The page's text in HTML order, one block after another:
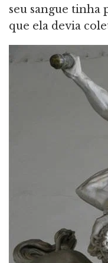
seu sangue tinha
que ela devia